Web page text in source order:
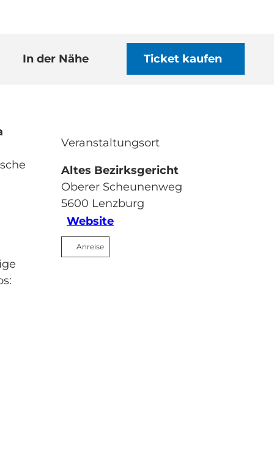
In der Nähe Ticket kaufen
Veranstaltungsort
Altes Bezirksgericht
Oberer Scheunenweg
5600 Lenzburg
Website
Anreise